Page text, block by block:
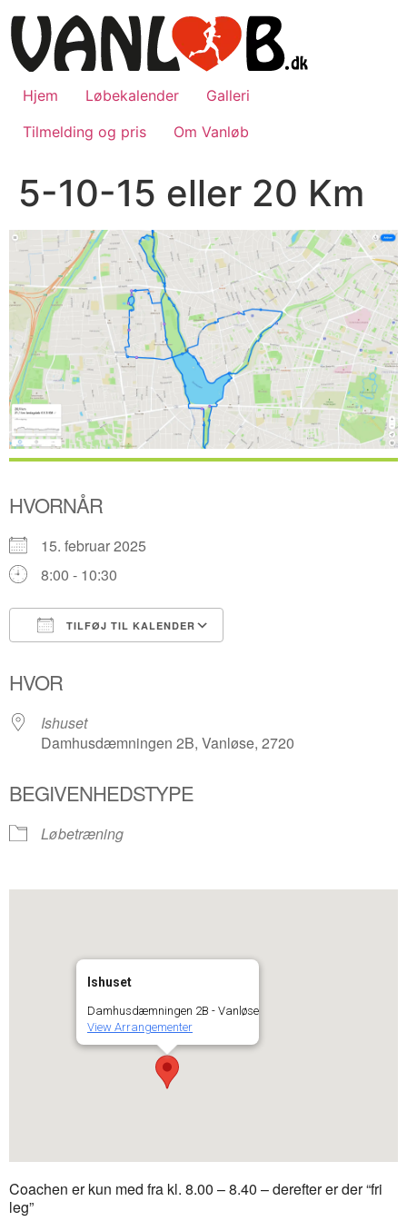
til
indhold
Hjem Løbekalender
Galleri
Tilmelding og pris
Om Vanløb
5-10-15 eller 20 Km
HVORNÅR
15. februar 2025
8:00 - 10:30
TILFØJ TIL KALENDER
HVOR
Ishuset
Damhusdæmningen 2B, Vanløse, 2720
BEGIVENHEDSTYPE
Løbetræning
Ishuset
Damhusdæmningen 2B - Vanløse
View Arrangementer
Coachen er kun med fra kl. 8.00 – 8.40 – derefter er der “fri
leg”